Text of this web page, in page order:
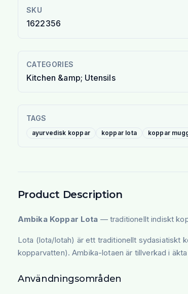
SKU
1622356
CATEGORIES
Kitchen &amp; Utensils
TAGS
ayurvedisk koppar koppar lota koppar
Product Description
Ambika Koppar Lota — traditionellt indiskt
Lota (lota/lotah) är ett traditionellt sydasiatiskt
kopparvatten). Ambika-lotaen är tillverkad i
Användningsområden